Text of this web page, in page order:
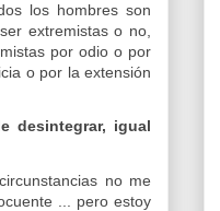
los hombres son
extremistas o no,
por odio o por
o por la extensión
desintegrar, igual
no me
... pero estoy